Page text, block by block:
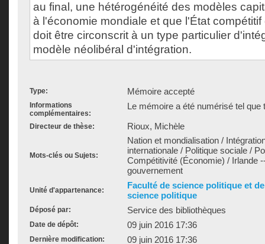
au final, une hétérogénéité des modèles
à l'économie mondiale et que l'État
doit être circonscrit à un type particulier
modèle néolibéral d'intégration.
Type: Mémoire accepté
Informations
complémentaires:
Le mémoire a été numérisé tel que
Directeur de thèse: Rioux, Michèle
Mots-clés ou Sujets:
Nation et mondialisation /
internationale / Politique sociale /
Compétitivité (Économie) / Irlande
gouvernement
Unité d'appartenance:
Faculté de science politique et
science politique
Déposé par: Service des bibliothèques
Date de dépôt: 09 juin 2016 17:36
Dernière modification: 09 juin 2016 17:36